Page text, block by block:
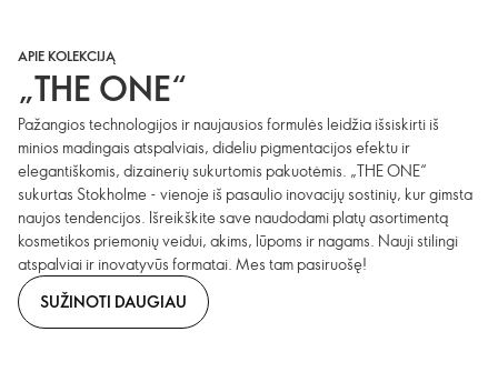
APIE KOLEKCIJĄ
„THE ONE“
Pažangios technologijos ir naujausios formulės leidžia išsiskirti iš
minios madingais atspalviais, dideliu pigmentacijos efektu ir
elegantiškomis, dizainerių sukurtomis pakuotėmis. „THE ONE“
sukurtas Stokholme - vienoje iš pasaulio inovacijų sostinių, kur gimsta
naujos tendencijos. Išreikškite save naudodami platų asortimentą
kosmetikos priemonių veidui, akims, lūpoms ir nagams. Nauji stilingi
atspalviai ir inovatyvūs formatai. Mes tam pasiruošę!
SUŽINOTI DAUGIAU